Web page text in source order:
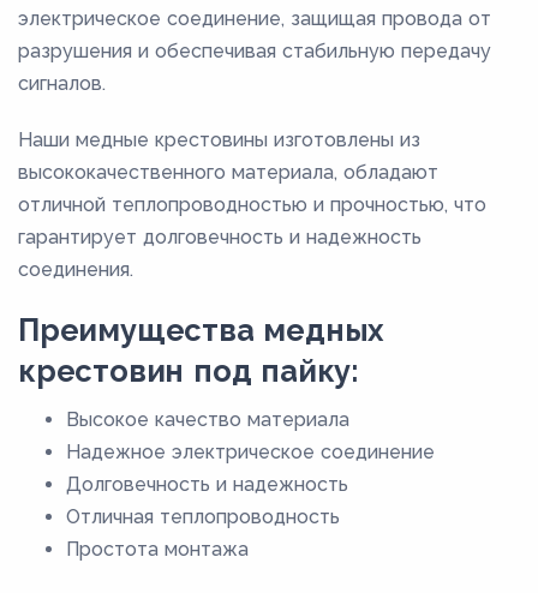
60
65
7
76
92
электрическое соединение, защищая провода от
разрушения и обеспечивая стабильную передачу
сигналов.
Наши медные крестовины изготовлены из
высококачественного материала, обладают
отличной теплопроводностью и прочностью, что
гарантирует долговечность и надежность
соединения.
Преимущества медных
крестовин под пайку:
Высокое качество материала
Надежное электрическое соединение
Долговечность и надежность
Отличная теплопроводность
Простота монтажа